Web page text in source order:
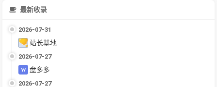
最新收录
2026-07-31
站长基地
2026-07-27
盘多多
2026-07-27